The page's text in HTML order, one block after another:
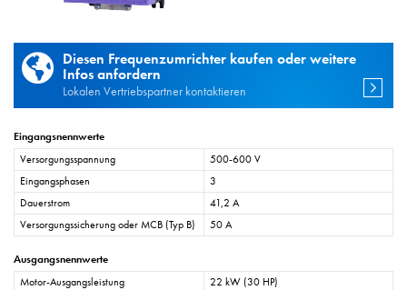
Diesen Frequenzumrichter kaufen oder weitere
Infos anfordern
Lokalen Vertriebspartner kontaktieren
Eingangsnennwerte
Versorgungsspannung
500-600 V
Eingangsphasen
3
Dauerstrom
41,2 A
Versorgungssicherung oder MCB (Typ B)
50 A
Ausgangsnennwerte
Motor-Ausgangsleistung
22 kW (30 HP)